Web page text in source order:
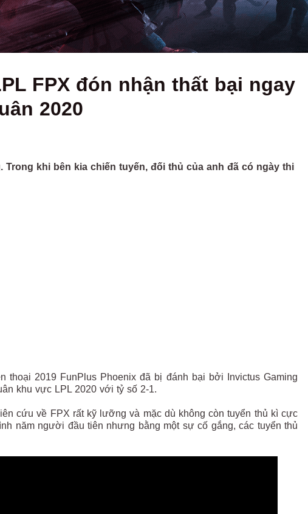
FPX đón nhận thất bại ngay
2020
Trong khi bên kia chiến tuyến, đối thủ của anh đã có ngày thi
2019 FunPlus Phoenix đã bị đánh bại bởi Invictus Gaming
khu vực LPL 2020 với tỷ số 2-1.
cứu về FPX rất kỹ lưỡng và mặc dù không còn tuyển thủ kì cực
năm người đầu tiên nhưng bằng một sự cố gắng, các tuyển thủ